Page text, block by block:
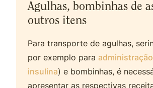
Agulhas, bombinhas de
outros itens
Para transporte de agulhas,
por exemplo para
insulina) e bombinhas, é
apresentar as respectivas